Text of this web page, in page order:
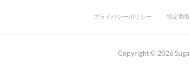
プライバシーポリシー 特定商
Copyright © 2026